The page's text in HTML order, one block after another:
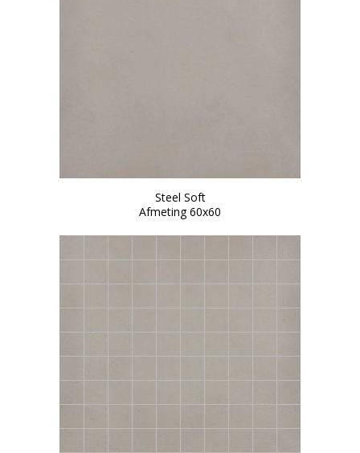
Steel Soft
Afmeting 60x60